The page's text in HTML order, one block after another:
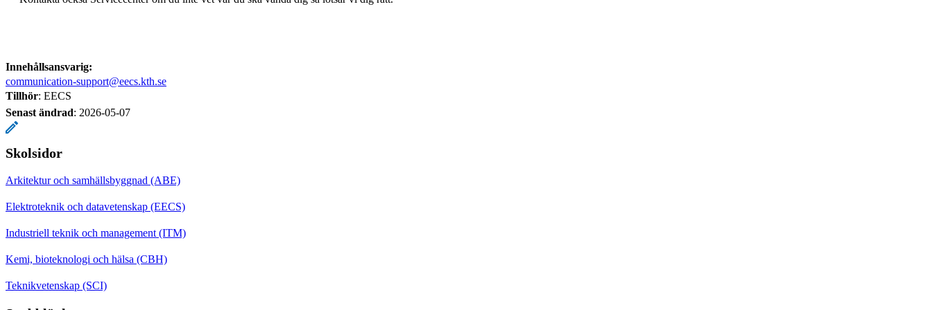
Innehållsansvarig:
communication-support@eecs.kth.se
Tillhör: EECS
Senast ändrad: 2026-05-07
Skolsidor
Arkitektur och samhällsbyggnad (ABE)
Elektroteknik och datavetenskap (EECS)
Industriell teknik och management (ITM)
Kemi, bioteknologi och hälsa (CBH)
Teknikvetenskap (SCI)